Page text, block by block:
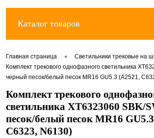
Каталог товаров
Главная страница • Светильники трековые на
Комплект трекового однофазного светильника
черный песок/белый песок MR16 GU5.3 (A2521,
Комплект трекового
светильника XT6323060 SBK/
песок/белый песок MR16
C6323, N6130)